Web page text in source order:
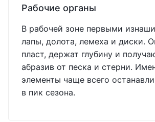
Рабочие органы
В рабочей зоне первыми
лапы, долота, лемеха и диски.
пласт, держат глубину и
абразив от песка и стерни.
элементы чаще всего
в пик сезона.